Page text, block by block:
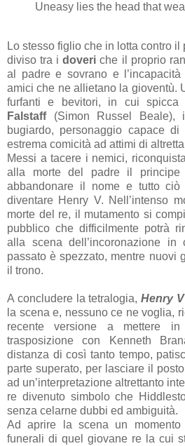
Uneasy lies the head that
Lo stesso figlio che in lotta contro il
diviso tra idoveriche il proprio
al padre e sovrano e
amici che ne allietano la gioventù.
furfanti e bevitori, in cui spicca
Falstaff (Simon Russel Beale),
bugiardo, personaggio capace
estrema comicità ad attimi di
Messi a tacere i nemici,
alla morte del padre il principe
abbandonare il nome e tutto
diventare Henry V. Nell’intenso
morte del re, il mutamento si
pubblico che difficilmente potrà
alla scena dell’incoronazione
passato è spezzato, mentre nuovi
il trono.
A concludere la tetralogia,Henry V
la scena e, nessuno ce ne voglia,
recente versione a mettere
trasposizione con Kenneth
distanza di così tanto tempo,
parte superato, per lasciare il
ad un’interpretazione altrettanto
re divenuto simbolo che
senza celarne dubbi ed ambiguità.
Ad aprire la scena un
funerali di quel giovane re la cui